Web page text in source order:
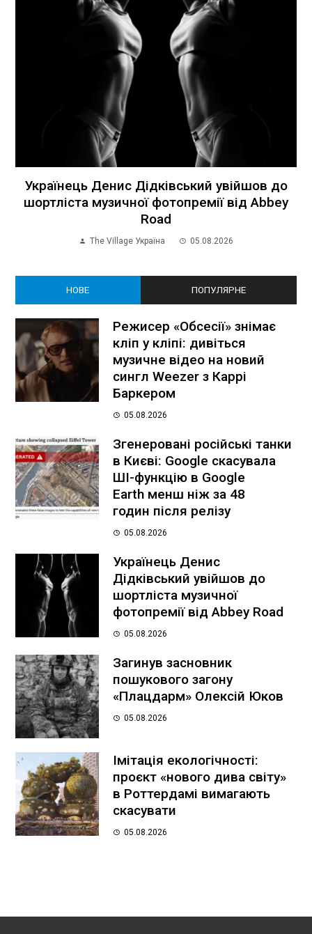
Українець Денис Дідківський увійшов до
шортліста музичної фотопремії від Abbey
Road
The Village Україна 05.08.2026
НОВЕ ПОПУЛЯРНЕ
Режисер «Обсесії» знімає
кліп у кліпі: дивіться
музичне відео на новий
сингл Weezer з Каррі
Баркером
05.08.2026
Згенеровані російські танки
в Києві: Google скасувала
ШІ-функцію в Google
Earth менш ніж за 48
годин після релізу
05.08.2026
Українець Денис
Дідківський увійшов до
шортліста музичної
фотопремії від Abbey Road
05.08.2026
Загинув засновник
пошукового загону
«Плацдарм» Олексій Юков
05.08.2026
Імітація екологічності:
проєкт «нового дива світу»
в Роттердамі вимагають
скасувати
05.08.2026